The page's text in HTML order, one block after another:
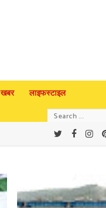
लाइफस्टाइल